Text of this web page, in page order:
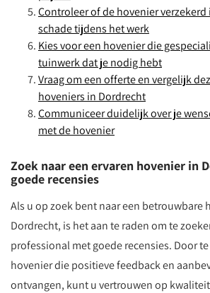
Controleer of de hovenier
schade tijdens het werk
Kies voor een hovenier die
tuinwerk dat je nodig hebt
Vraag om een offerte en vergelijk
hoveniers in Dordrecht
Communiceer duidelijk over je
met de hovenier
Zoek naar een ervaren hovenier in
goede recensies
Als u op zoek bent naar een betrouwbare
Dordrecht, is het aan te raden om te
professional met goede recensies. Door
hovenier die positieve feedback en
ontvangen, kunt u vertrouwen op